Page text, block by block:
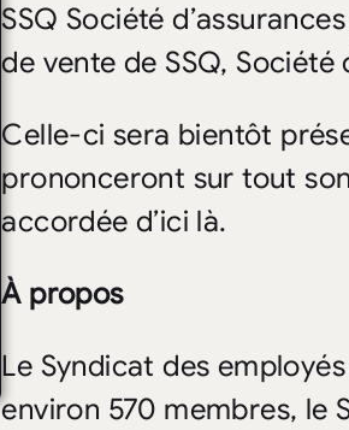
SSQ Société
de vente de SSQ, Société
Celle-ci sera bientôt
prononceront sur tout
accordée d’ici là.
À propos
Le Syndicat des
environ 570 membres, le